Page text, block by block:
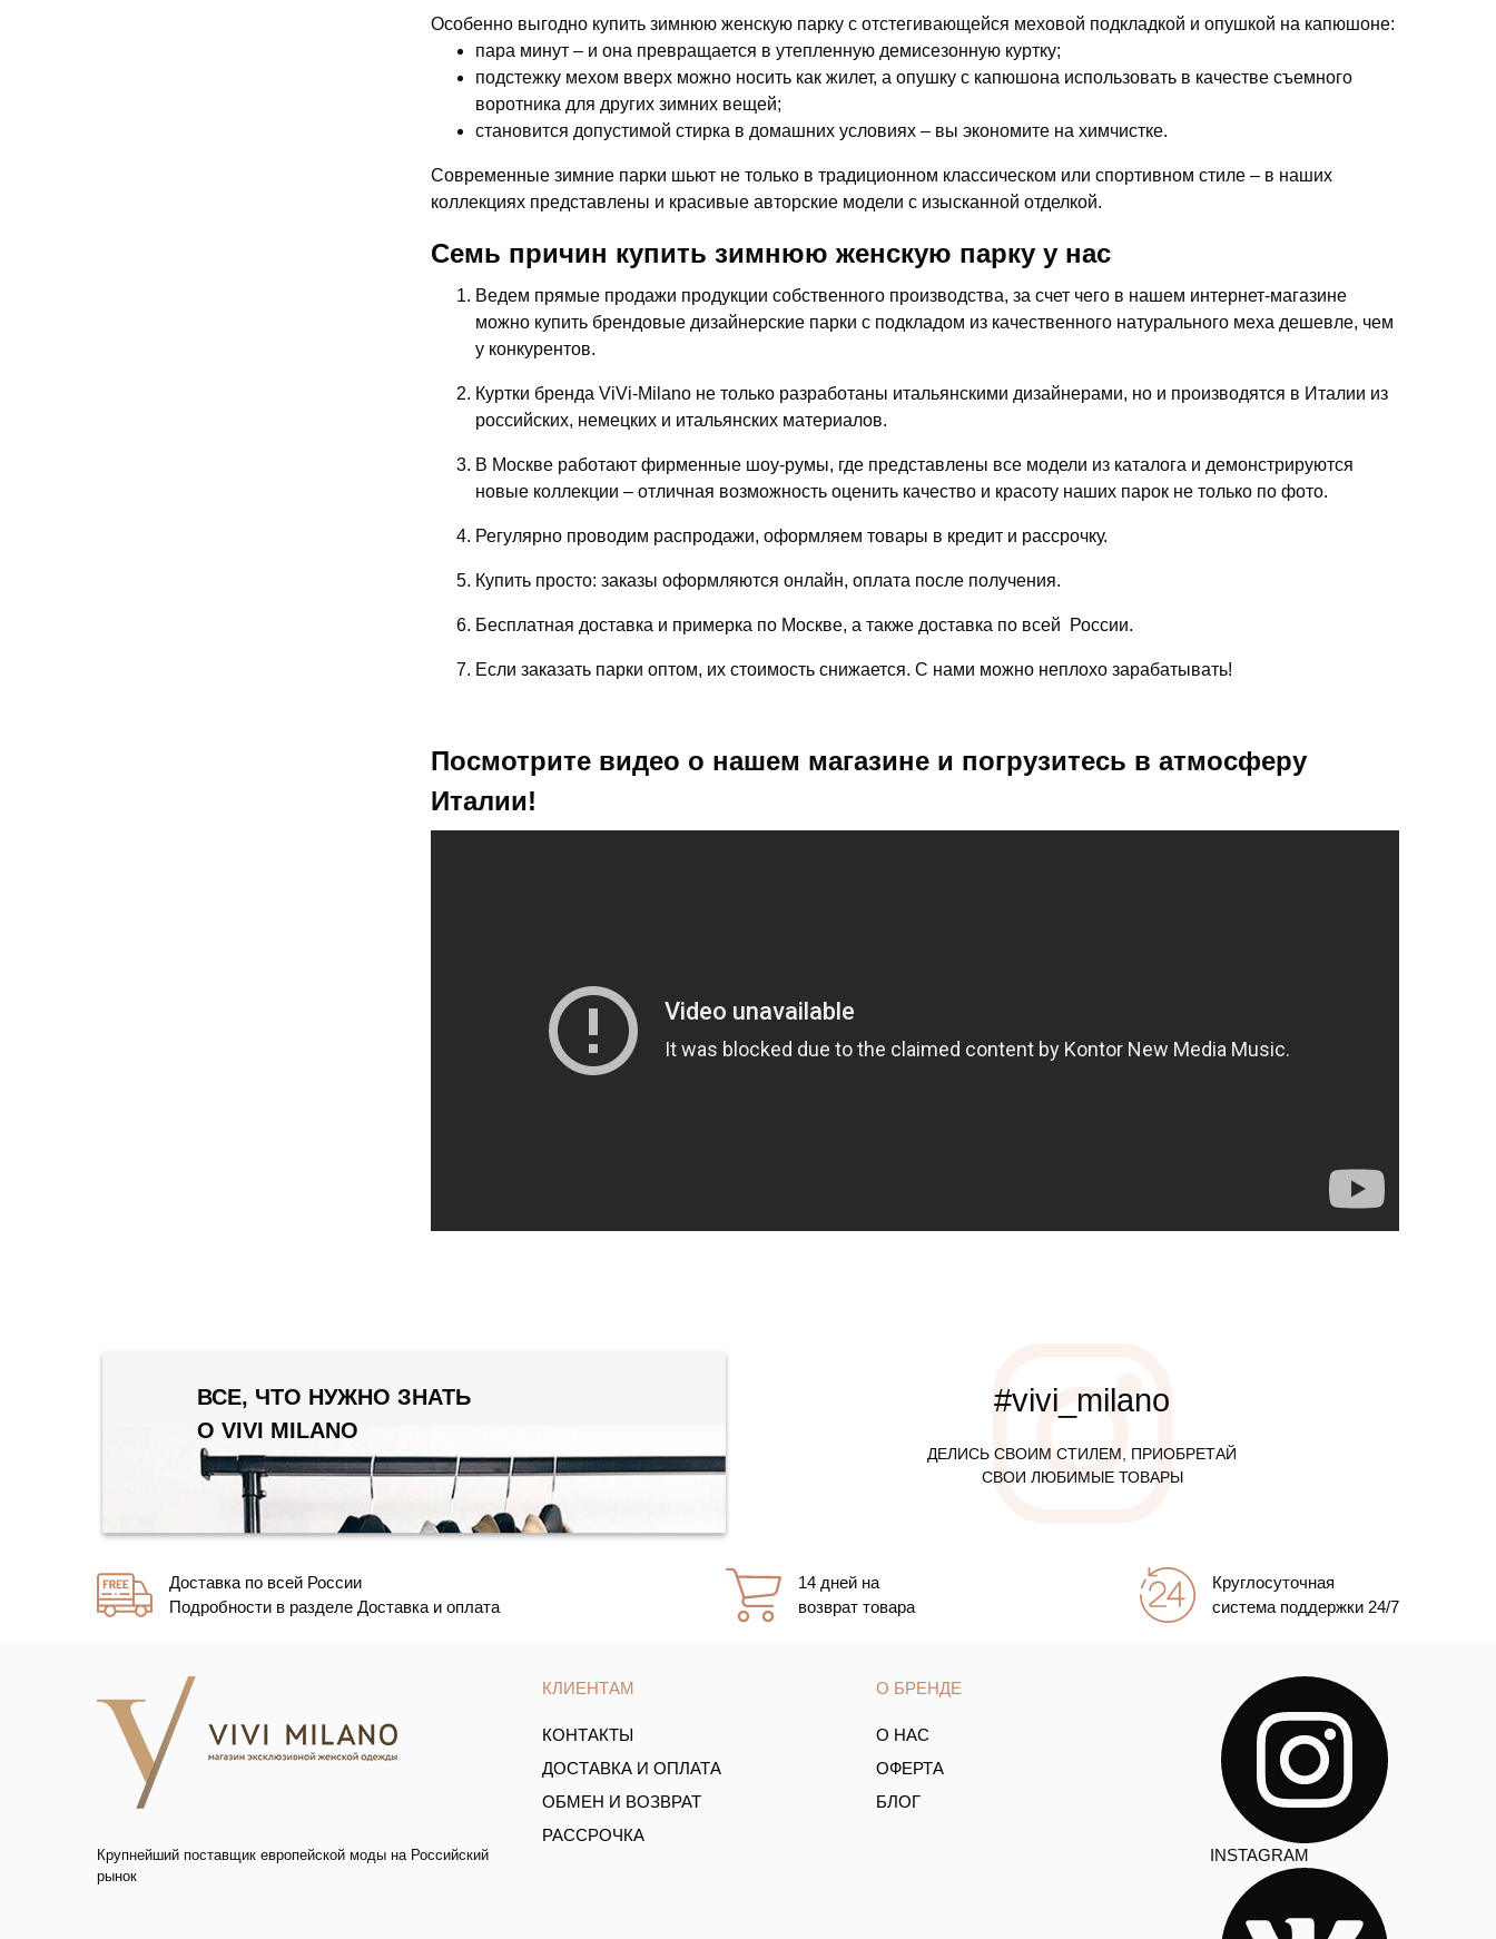
Особенно выгодно купить зимнюю женскую парку с отстегивающейся меховой подкладкой и опушкой на капюшоне:
пара минут – и она превращается в утепленную демисезонную куртку;
подстежку мехом вверх можно носить как жилет, а опушку с капюшона использовать в качестве съемного
воротника для других зимних вещей;
становится допустимой стирка в домашних условиях – вы экономите на химчистке.
Современные зимние парки шьют не только в традиционном классическом или спортивном стиле – в наших
коллекциях представлены и красивые авторские модели с изысканной отделкой.
Семь причин купить зимнюю женскую парку у нас
Ведем прямые продажи продукции собственного производства, за счет чего в нашем интернет-магазине
можно купить брендовые дизайнерские парки с подкладом из качественного натурального меха дешевле, чем
у конкурентов.
Куртки бренда ViVi-Milano не только разработаны итальянскими дизайнерами, но и производятся в Италии из
российских, немецких и итальянских материалов.
В Москве работают фирменные шоу-румы, где представлены все модели из каталога и демонстрируются
новые коллекции – отличная возможность оценить качество и красоту наших парок не только по фото.
Регулярно проводим распродажи, оформляем товары в кредит и рассрочку.
Купить просто: заказы оформляются онлайн, оплата после получения.
Бесплатная доставка и примерка по Москве, а также доставка по всей России.
Если заказать парки оптом, их стоимость снижается. С нами можно неплохо зарабатывать!
Посмотрите видео о нашем магазине и погрузитесь в атмосферу
Италии!
ВСЕ, ЧТО НУЖНО ЗНАТЬ
О VIVI MILANO
#vivi_milano
ДЕЛИСЬ СВОИМ СТИЛЕМ, ПРИОБРЕТАЙ
СВОИ ЛЮБИМЫЕ ТОВАРЫ
Доставка по всей России
Подробности в разделе Доставка и оплата
14 дней на
возврат товара
Круглосуточная
система поддержки 24/7
Крупнейший поставщик европейской моды на Российский
рынок
КЛИЕНТАМ
КОНТАКТЫ
ДОСТАВКА И ОПЛАТА
ОБМЕН И ВОЗВРАТ
РАССРОЧКА
О БРЕНДЕ
О НАС
ОФЕРТА
БЛОГ
INSTAGRAM